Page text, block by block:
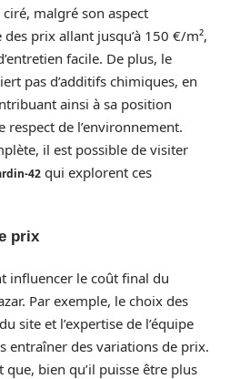
malgré son aspect
prix allant jusqu’à 150 €/m²,
facile. De plus, le
pas d’additifs chimiques, en
ainsi à sa position
respect de l’environnement.
il est possible de visiter
42 qui explorent ces
prix
influencer le coût final du
Par exemple, le choix des
site et l’expertise de l’équipe
entraîner des variations de prix.
bien qu’il puisse être plus